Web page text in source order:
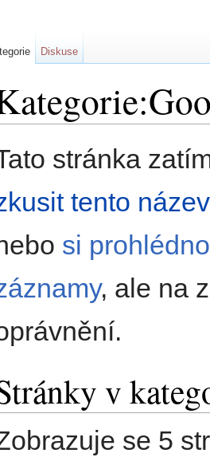
stránka
tento
si
, ale na
v
se 5
Diskuse